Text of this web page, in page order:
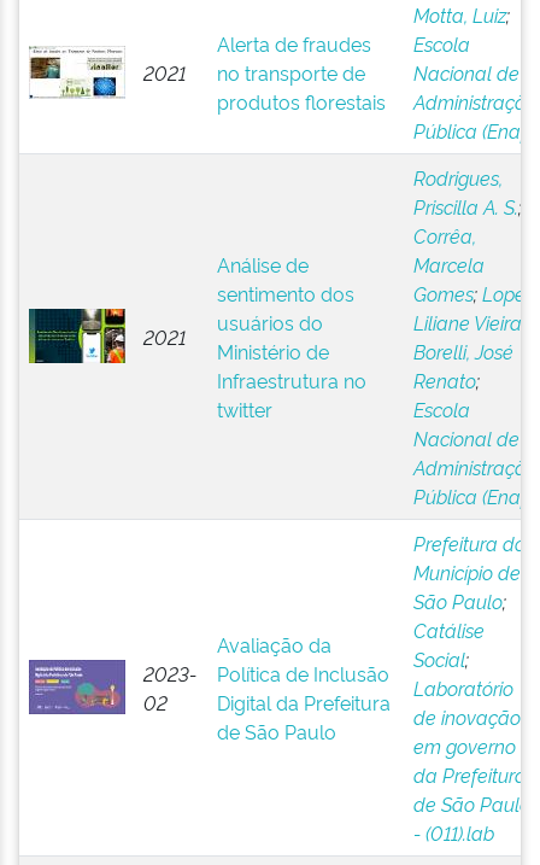
2021
Alerta de fraudes
no transporte de
produtos florestais
Motta, Luiz;
Escola
Nacional de
Administração
Pública (Enap)
2021
Análise de
sentimento dos
usuários do
Ministério de
Infraestrutura no
twitter
Rodrigues,
Priscilla A. S.;
Corrêa,
Marcela
Gomes;Lopes,
Liliane Vieira
Borelli, José
Renato;
Escola
Nacional de
Administração
Pública (Enap)
2023-
02
Avaliação da
Política de Inclusão
Digital da Prefeitura
de São Paulo
Prefeitura do
Município de
São Paulo;
Catálise
Social;
Laboratório
de inovação
em governo
da Prefeitura
de São Paulo
- (011).lab